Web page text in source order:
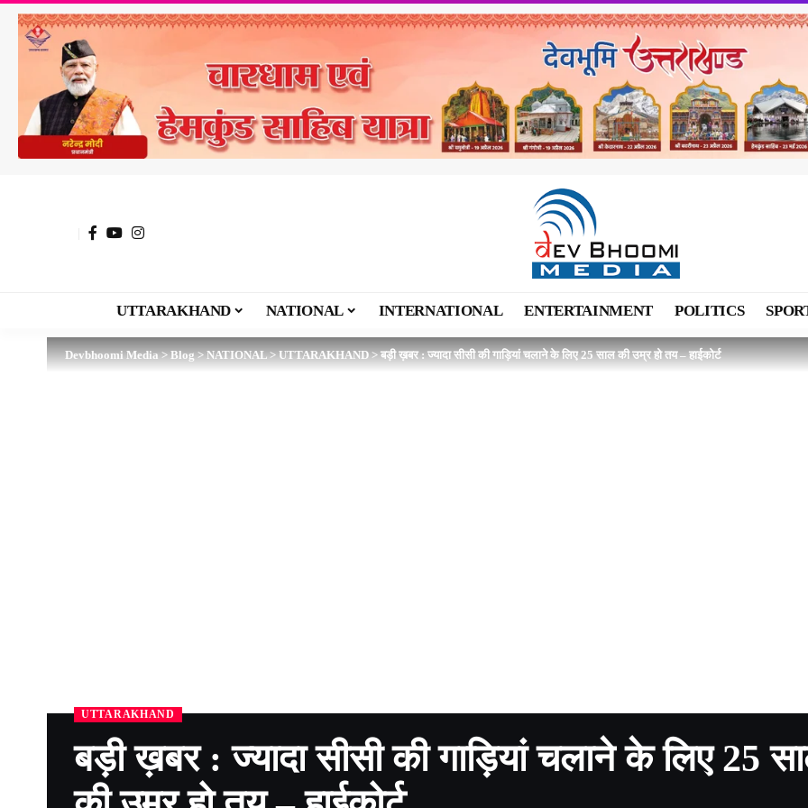
UTTARAKHAND NATIONAL INTERNATIONAL ENTERTAINMENT POLITICS
Devbhoomi Media>Blog>NATIONAL>UTTARAKHAND>बड़ी ख़बर : ज्यादा सीसी की गाड़ियां चलाने के लिए 25 साल की उम्र हो तय – हाईकोर्ट
UTTARAKHAND
बड़ी ख़बर : ज्यादा सीसी की गाड़ियां चलाने के लिए 25